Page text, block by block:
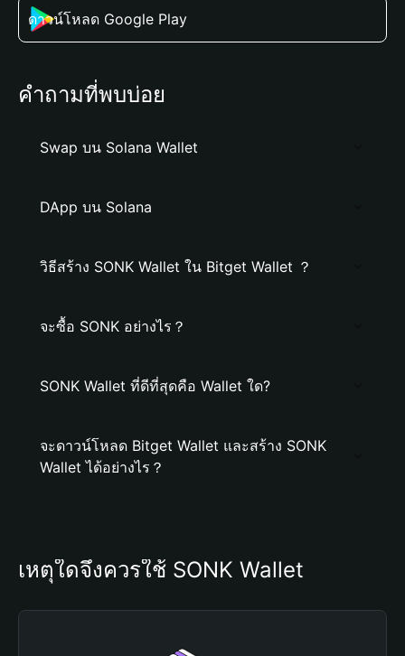
ดาวน์โหลด Google Play
คำถามที่พบบ่อย
Swap บน Solana Wallet
DApp บน Solana
วิธีสร้าง SONK Wallet ใน Bitget Wallet ？
จะซื้อ SONK อย่างไร？
SONK Wallet ที่ดีที่สุดคือ Wallet ใด?
จะดาวน์โหลด Bitget Wallet และสร้าง SONK
Wallet ได้อย่างไร？
เหตุใดจึงควรใช้ SONK Wallet